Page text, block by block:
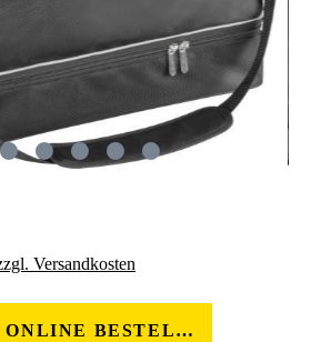
Versandkosten
ONLINE BESTELLEN